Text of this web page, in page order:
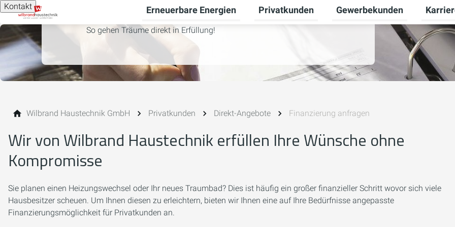
Kontakt Erneuerbare Energien
Untermenü für Erneuerbare Energien umschalten
Privatkunden
Untermenü für Privatkunden
Gewerbekunden
So gehen Träume direkt in Erfüllung!
Wilbrand Haustechnik GmbH Privatkunden Direkt-Angebote Finanzierung anfragen
Wir von Wilbrand Haustechnik erfüllen Ihre Wünsche ohne
Kompromisse
Sie planen einen Heizungswechsel oder Ihr neues Traumbad? Dies ist häufig ein großer finanzieller Schritt wovor sich viele
Hausbesitzer scheuen. Um Ihnen diesen zu erleichtern, bieten wir Ihnen eine auf Ihre Bedürfnisse angepasste
Finanzierungsmöglichkeit für Privatkunden an.